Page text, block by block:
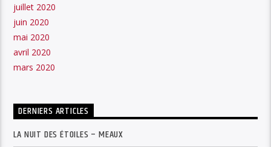
juillet 2020
juin 2020
mai 2020
avril 2020
mars 2020
DERNIERS ARTICLES
LA NUIT DES ÉTOILES – MEAUX